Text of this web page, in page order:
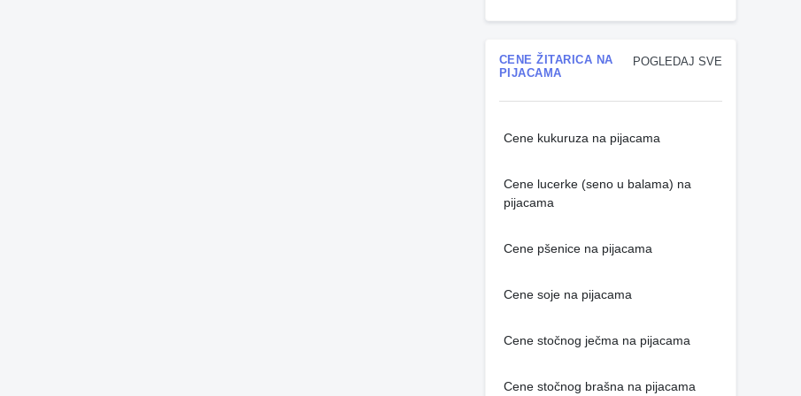
POGLEDAJ SVE
CENE ŽITARICA NA
PIJACAMA
Cene kukuruza na pijacama
Cene lucerke (seno u balama) na
pijacama
Cene pšenice na pijacama
Cene soje na pijacama
Cene stočnog ječma na pijacama
Cene stočnog brašna na pijacama